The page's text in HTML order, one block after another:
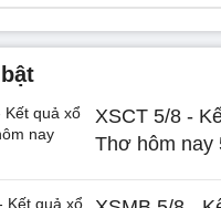
XSCT 5/8 -
Thơ hôm nay